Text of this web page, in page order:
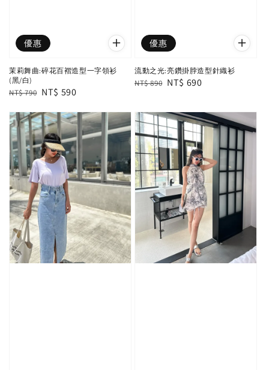
優惠
茉莉舞曲:碎花百褶造型一字領衫
(黑/白)
Regular
NT$ 790 Sale
NT$ 590
優惠
流動之光:亮鑽掛脖造型針織衫
Regular
NT$ 890 Sale
NT$ 690